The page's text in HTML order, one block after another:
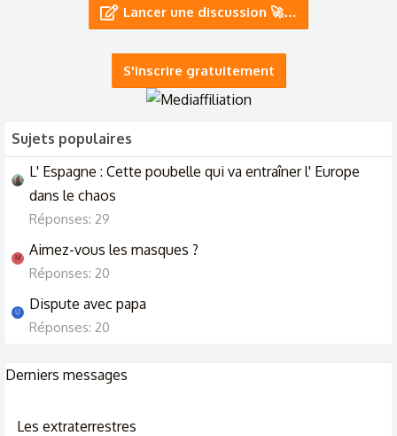
Y'en a 1 qui force là non ? XD
Lancer une discussion 🚀…
S'inscrire gratuitement
Sujets populaires
L' Espagne : Cette poubelle qui va entraîner l' Europe
dans le chaos
Réponses: 29
M Aimez-vous les masques ?
Réponses: 20
U Dispute avec papa
Réponses: 20
Derniers messages
Les extraterrestres